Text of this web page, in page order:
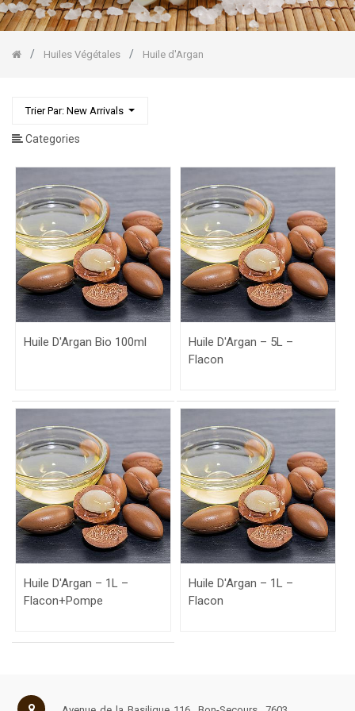
Huiles Végétales Huile d'Argan
Trier Par: New Arrivals
Categories
Raisin
Huile
Coco
Stockholm
Baumes/Beurres
Végétaux
Huiles
Gommages
Corps/Visage
Huile D'Argan Bio 100ml
Huile D'Argan – 5L –
Flacon
Huile D'Argan – 1L –
Flacon+Pompe
Huile D'Argan – 1L –
Flacon